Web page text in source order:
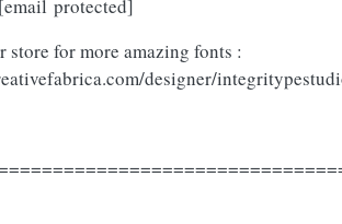
[email protected]
store for more amazing fonts :
designer/